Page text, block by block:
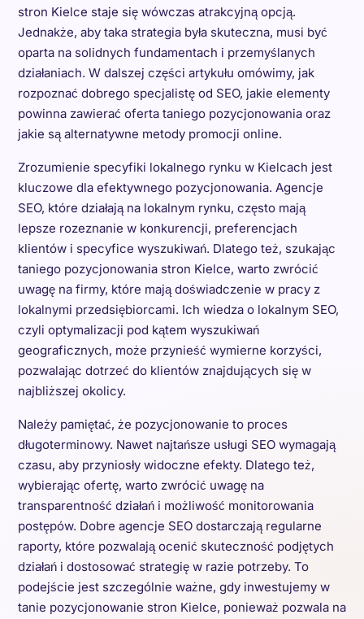
stron Kielce staje się wówczas atrakcyjną opcją.
Jednakże, aby taka strategia była skuteczna, musi być
oparta na solidnych fundamentach i przemyślanych
działaniach. W dalszej części artykułu omówimy, jak
rozpoznać dobrego specjalistę od SEO, jakie elementy
powinna zawierać oferta taniego pozycjonowania oraz
jakie są alternatywne metody promocji online.
Zrozumienie specyfiki lokalnego rynku w Kielcach jest
kluczowe dla efektywnego pozycjonowania. Agencje
SEO, które działają na lokalnym rynku, często mają
lepsze rozeznanie w konkurencji, preferencjach
klientów i specyfice wyszukiwań. Dlatego też, szukając
taniego pozycjonowania stron Kielce, warto zwrócić
uwagę na firmy, które mają doświadczenie w pracy z
lokalnymi przedsiębiorcami. Ich wiedza o lokalnym SEO,
czyli optymalizacji pod kątem wyszukiwań
geograficznych, może przynieść wymierne korzyści,
pozwalając dotrzeć do klientów znajdujących się w
najbliższej okolicy.
Należy pamiętać, że pozycjonowanie to proces
długoterminowy. Nawet najtańsze usługi SEO wymagają
czasu, aby przyniosły widoczne efekty. Dlatego też,
wybierając ofertę, warto zwrócić uwagę na
transparentność działań i możliwość monitorowania
postępów. Dobre agencje SEO dostarczają regularne
raporty, które pozwalają ocenić skuteczność podjętych
działań i dostosować strategię w razie potrzeby. To
podejście jest szczególnie ważne, gdy inwestujemy w
tanie pozycjonowanie stron Kielce, ponieważ pozwala na